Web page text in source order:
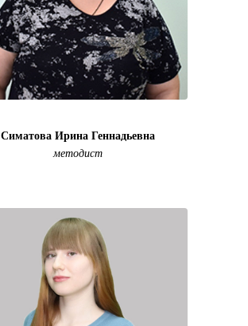
Симатова Ирина Геннадьевна
методист